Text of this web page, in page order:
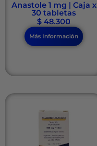
Anastole 1 mg | Caja x
30 tabletas
$ 48.300
Más Información